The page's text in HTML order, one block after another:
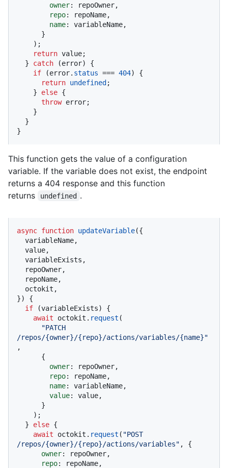
owner: repoOwner,
repo: repoName,
name: variableName,
return value;
  }
catch (error) {
if (error. status === 404) {
return undefined ;
    }
else {
throw error;
}
This function gets the value of a configuration
variable. If the variable does not exist, the endpoint
returns a 404 response and this function
returns
undefined .
async function updateVariable({
}) {
if (variableExists) {
await octokit. request (
"PATCH
/repos/{owner}/{repo}/actions/variables/{name}"
,
owner: repoOwner,
repo: repoName,
name: variableName,
value: value,
  }
else {
await octokit. request ( "POST
/repos/{owner}/{repo}/actions/variables" , {
owner: repoOwner,
repo: repoName,